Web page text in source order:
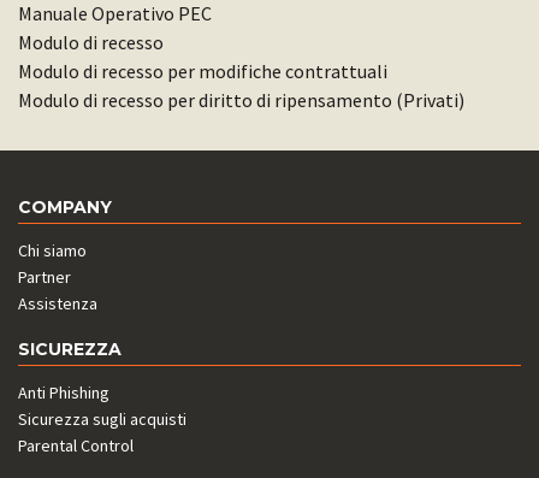
Manuale Operativo PEC
Modulo di recesso
Modulo di recesso per modifiche contrattuali
Modulo di recesso per diritto di ripensamento (Privati)
COMPANY
Chi siamo
Partner
Assistenza
SICUREZZA
Anti Phishing
Sicurezza sugli acquisti
Parental Control